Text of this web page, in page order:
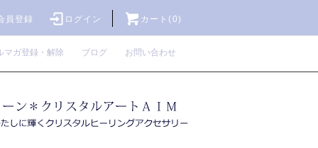
員登録 ログイン カート(0)
マガ登録・解除 ブログ お問い合わせ